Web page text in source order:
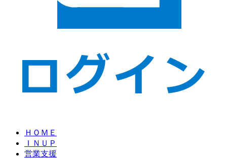
ＨＯＭＥ
ＩＮＵＰ
営業支援